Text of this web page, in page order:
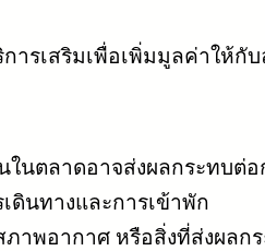
ารเสริมเพื่อเพิ่มมูลค่าให้กั
นตลาดอาจส่งผลกระทบต่
ดินทางและการเข้าพัก
าพอากาศ หรือสิ่งที่ส่งผลก